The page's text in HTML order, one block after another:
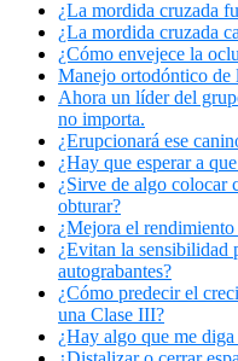
¿La mordida cruzada
¿La mordida cruzada
¿Cómo envejece la
Manejo ortodóntico de
Ahora un líder del
no importa.
¿Erupcionará ese
¿Hay que esperar a
¿Sirve de algo colocar
obturar?
¿Mejora el
¿Evitan la sensibilidad
autograbantes?
¿Cómo predecir el
una Clase III?
¿Hay algo que me